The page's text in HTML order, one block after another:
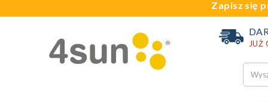
Zapisz się
JUŻ